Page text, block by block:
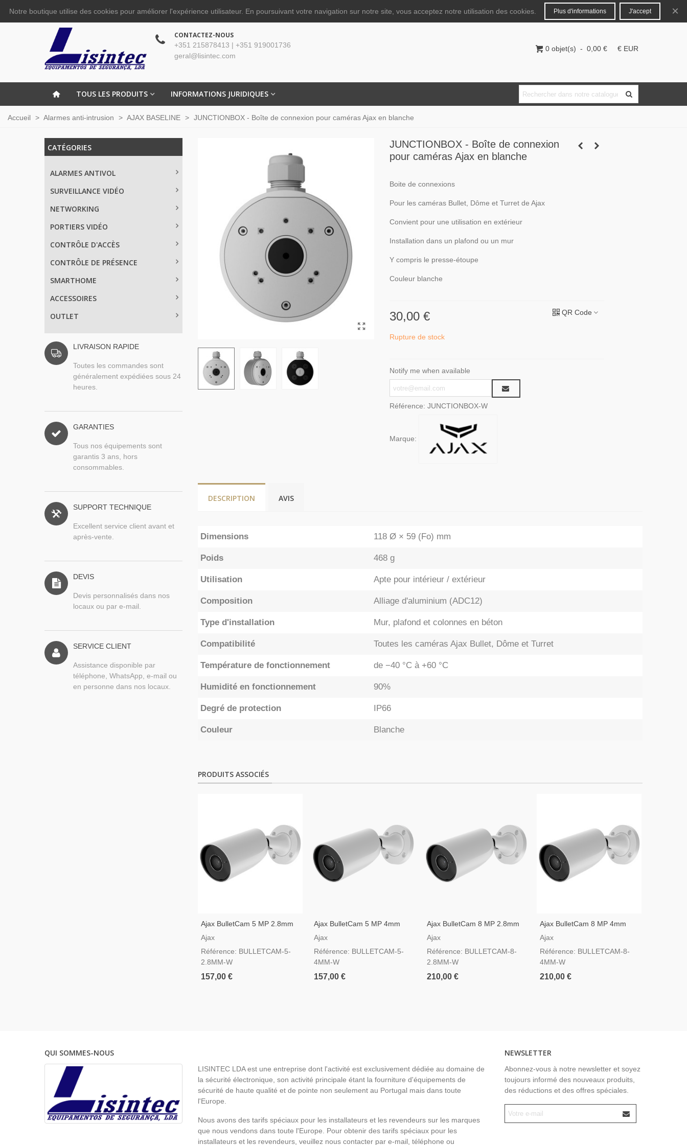
Français Connecter
CONTACTEZ-NOUS
+351 215878413 | +351 919001736
geral@lisintec.com
0 objet(s) - 0,00 € € EUR
TOUS LES PRODUITS INFORMATIONS JURIDIQUES
Accueil > Alarmes anti-intrusion > AJAX BASELINE > JUNCTIONBOX - Boîte de connexion pour caméras Ajax en blanche
CATÉGORIES
ALARMES ANTIVOL
SURVEILLANCE VIDÉO
NETWORKING
PORTIERS VIDÉO
CONTRÔLE D'ACCÈS
CONTRÔLE DE PRÉSENCE
SMARTHOME
ACCESSOIRES
OUTLET
LIVRAISON RAPIDE
Toutes les commandes sont
généralement expédiées sous 24
heures.
GARANTIES
Tous nos équipements sont
garantis 3 ans, hors
consommables.
SUPPORT TECHNIQUE
Excellent service client avant et
après-vente.
DEVIS
Devis personnalisés dans nos
locaux ou par e-mail.
SERVICE CLIENT
Assistance disponible par
téléphone, WhatsApp, e-mail ou
en personne dans nos locaux.
JUNCTIONBOX - Boîte de connexion
pour caméras Ajax en blanche
Boite de connexions
Pour les caméras Bullet, Dôme et Turret de Ajax
Convient pour une utilisation en extérieur
Installation dans un plafond ou un mur
Y compris le presse-étoupe
Couleur blanche
30,00 € QR Code
Rupture de stock
Notify me when available
Référence: JUNCTIONBOX-W
Marque:
DESCRIPTION AVIS
Dimensions 118 Ø × 59 (Fo) mm
Poids 468 g
Utilisation Apte pour intérieur / extérieur
Composition Alliage d'aluminium (ADC12)
Type d'installation Mur, plafond et colonnes en béton
Compatibilité Toutes les caméras Ajax Bullet, Dôme et Turret
Température de fonctionnement de −40 °C à +60 °C
Humidité en fonctionnement 90%
Degré de protection IP66
Couleur Blanche
PRODUITS ASSOCIÉS
Ajax BulletCam 5 MP 2.8mm
Blanche - Caméra IP Bullet
Ajax
Référence: BULLETCAM-5-
2.8MM-W
157,00 €
Ajax BulletCam 5 MP 4mm
Blanche - Caméra IP Bullet
Ajax
Référence: BULLETCAM-5-
4MM-W
157,00 €
Ajax BulletCam 8 MP 2.8mm
Blanche — Caméra IP Bullet
Ajax
Référence: BULLETCAM-8-
2.8MM-W
210,00 €
Ajax BulletCam 8 MP 4mm
Blanche — Caméra IP Bullet
Ajax
Référence: BULLETCAM-8-
4MM-W
210,00 €
QUI SOMMES-NOUS
LISINTEC LDA est une entreprise dont l'activité est exclusivement dédiée au domaine de
la sécurité électronique, son activité principale étant la fourniture d'équipements de
sécurité de haute qualité et de pointe non seulement au Portugal mais dans toute
l'Europe.
Nous avons des tarifs spéciaux pour les installateurs et les revendeurs sur les marques
que nous vendons dans toute l'Europe. Pour obtenir des tarifs spéciaux pour les
installateurs et les revendeurs, veuillez nous contacter par e-mail, téléphone ou
NEWSLETTER
Abonnez-vous à notre newsletter et soyez
toujours informé des nouveaux produits,
des réductions et des offres spéciales.
Notre boutique utilise des cookies pour améliorer l'expérience utilisateur. En poursuivant votre navigation sur notre site, vous acceptez notre utilisation des cookies. Plus d'informations J'accept ×